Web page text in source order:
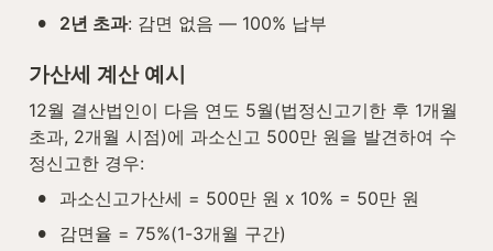
• 2년 초과: 감면 없음 — 100% 납부
가산세 계산 예시
12월 결산법인이 다음 연도 5월(법정신고기한 후 1개월
초과, 2개월 시점)에 과소신고 500만 원을 발견하여 수
정신고한 경우:
• 과소신고가산세 = 500만 원 x 10% = 50만 원
• 감면율 = 75%(1-3개월 구간)